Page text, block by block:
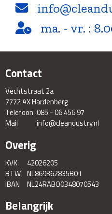
ma. - vr. :
Contact
Vechtstraat 2a
7772 AX Hardenberg
Telefoon 085 - 06 456 97
Mail
info@cleandustry.nl
Overig
KVK
42026205
BTW NL869362835B01
IBAN
NL24RABO0348070543
Belangrijk